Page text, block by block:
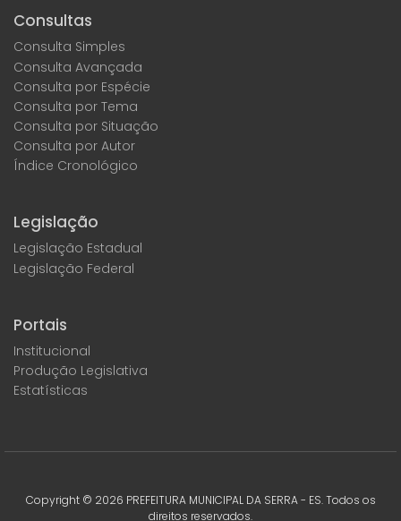
Consultas
Consulta Simples
Consulta Avançada
Consulta por Espécie
Consulta por Tema
Consulta por Situação
Consulta por Autor
Índice Cronológico
Legislação
Legislação Estadual
Legislação Federal
Portais
Institucional
Produção Legislativa
Estatísticas
Copyright © 2026 PREFEITURA MUNICIPAL DA SERRA - ES. Todos os
direitos reservados.